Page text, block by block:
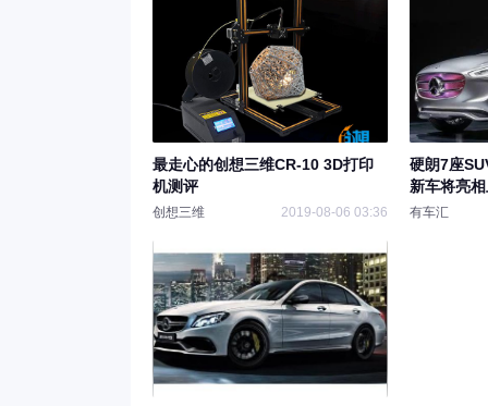
最走心的创想三维CR-10 3D打印
机测评
创想三维 2019-08-06 03:36
硬朗7座
新车将亮
有车汇